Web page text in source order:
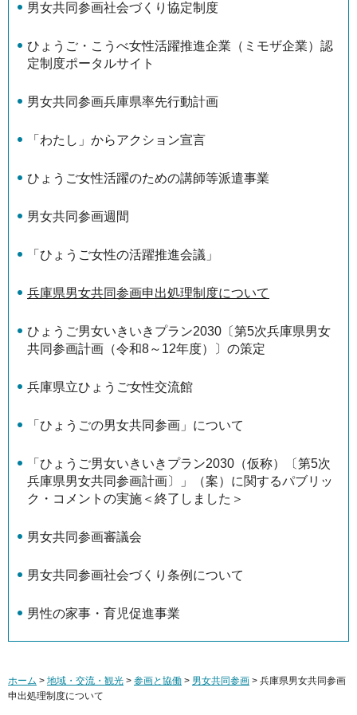
男女共同参画社会づくり協定制度
ひょうご・こうべ女性活躍推進企業（ミモザ企業）認
定制度ポータルサイト
男女共同参画兵庫県率先行動計画
「わたし」からアクション宣言
ひょうご女性活躍のための講師等派遣事業
男女共同参画週間
「ひょうご女性の活躍推進会議」
兵庫県男女共同参画申出処理制度について
ひょうご男女いきいきプラン2030〔第5次兵庫県男女
共同参画計画（令和8～12年度）〕の策定
兵庫県立ひょうご女性交流館
「ひょうごの男女共同参画」について
「ひょうご男女いきいきプラン2030（仮称）〔第5次
兵庫県男女共同参画計画〕」（案）に関するパブリッ
ク・コメントの実施＜終了しました＞
男女共同参画審議会
男女共同参画社会づくり条例について
男性の家事・育児促進事業
ホーム > 地域・交流・観光 > 参画と協働 > 男女共同参画 > 兵庫県男女共同参画
申出処理制度について